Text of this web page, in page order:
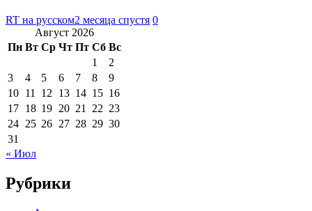
RT на русском2 месяца спустя 0
Август 2026
Пн Вт Ср Чт Пт Сб Вс
1
2
3
4 5 6 7 8
9
10 11 12 13 14 15 16
17 18 19 20 21 22 23
24 25 26 27 28 29 30
31
« Июл
Рубрики